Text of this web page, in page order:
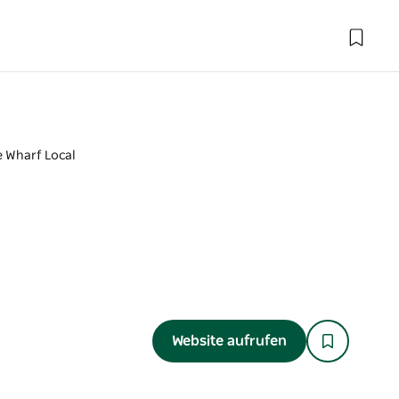
Wharf Local
Website aufrufen